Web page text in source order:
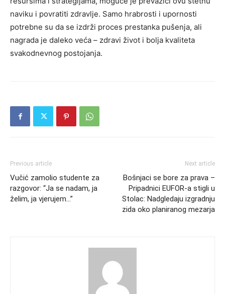
naviku i povratiti zdravlje. Samo hrabrosti i upornosti
potrebne su da se izdrži proces prestanka pušenja, ali
nagrada je daleko veća – zdravi život i bolja kvaliteta
svakodnevnog postojanja.
Previous article
Vučić zamolio studente za
razgovor: “Ja se nadam, ja
želim, ja vjerujem…”
Next article
Bošnjaci se bore za prava –
Pripadnici EUFOR-a stigli u
Stolac: Nadgledaju izgradnju
zida oko planiranog mezarja